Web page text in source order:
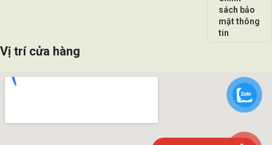
sách bảo
mật thông
tin
Vị trí cửa hàng